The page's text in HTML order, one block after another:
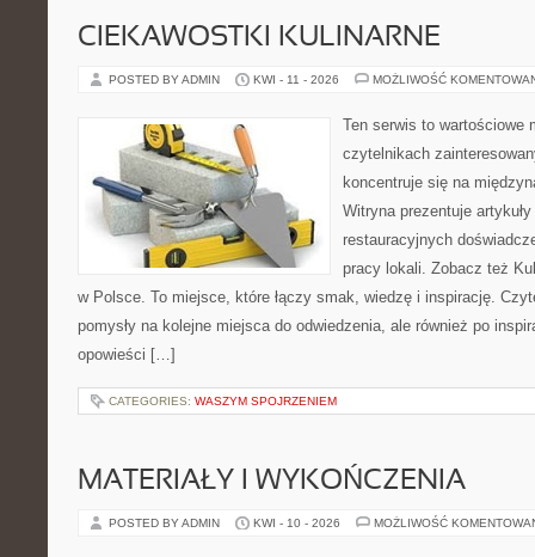
CIEKAWOSTKI KULINARNE
POSTED BY ADMIN KWI - 11 - 2026 MOŻLIWOŚĆ
Ten serwis to wartościowe
czytelnikach
koncentruje się na
Witryna prezentuje
restauracyjnych
pracy lokali. Zobacz też
w Polsce. To miejsce, które łączy smak, wiedzę i inspirację.
pomysły na kolejne miejsca do odwiedzenia, ale również po
opowieści […]
CATEGORIES: WASZYM SPOJRZENIEM
MATERIAŁY I WYKOŃCZENIA
POSTED BY ADMIN KWI - 10 - 2026 MOŻLIWOŚĆ